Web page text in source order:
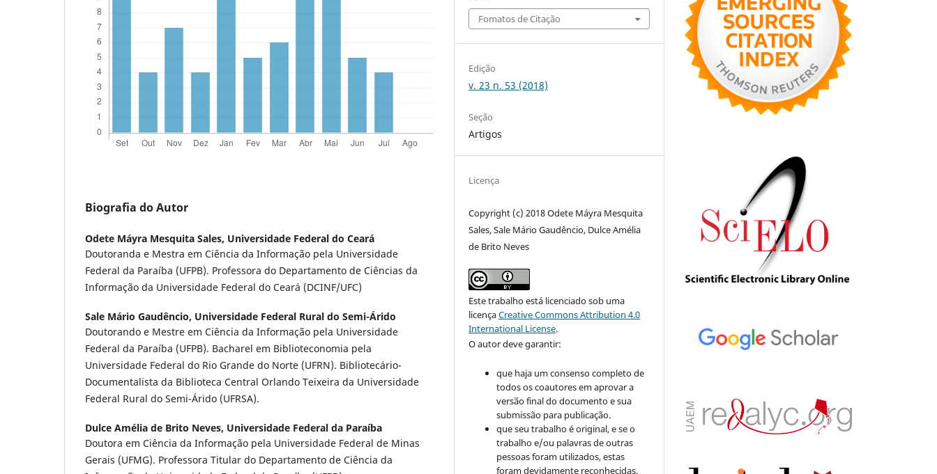
Biografia do Autor
Odete Máyra Mesquita Sales, Universidade Federal do Ceará
Doutoranda e Mestra em Ciência da Informação pela Universidade
Federal da Paraíba (UFPB). Professora do Departamento de Ciências da
Informação da Universidade Federal do Ceará (DCINF/UFC)
Sale Mário Gaudêncio, Universidade Federal Rural do Semi-Árido
Doutorando e Mestre em Ciência da Informação pela Universidade
Federal da Paraíba (UFPB). Bacharel em Biblioteconomia pela
Universidade Federal do Rio Grande do Norte (UFRN). Bibliotecário-
Documentalista da Biblioteca Central Orlando Teixeira da Universidade
Federal Rural do Semi-Árido (UFRSA).
Dulce Amélia de Brito Neves, Universidade Federal da Paraíba
Doutora em Ciência da Informação pela Universidade Federal de Minas
Gerais (UFMG). Professora Titular do Departamento de Ciência da
Fomatos de Citação
Edição
v. 23 n. 53 (2018)
Seção
Artigos
Licença
Copyright (c) 2018 Odete Máyra Mesquita
Sales, Sale Mário Gaudêncio, Dulce Amélia
de Brito Neves
Este trabalho está licenciado sob uma
licençaCreative Commons Attribution 4.0
International License.
O autor deve garantir:
que haja um consenso completo de
todos os coautores em aprovar a
versão final do documento e sua
submissão para publicação.
que seu trabalho é original, e se o
trabalho e/ou palavras de outras
pessoas foram utilizados, estas
foram devidamente reconhecidas.